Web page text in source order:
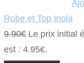
Robe et Top Inola
9.90€ Le prix initial
est : 4.95€.